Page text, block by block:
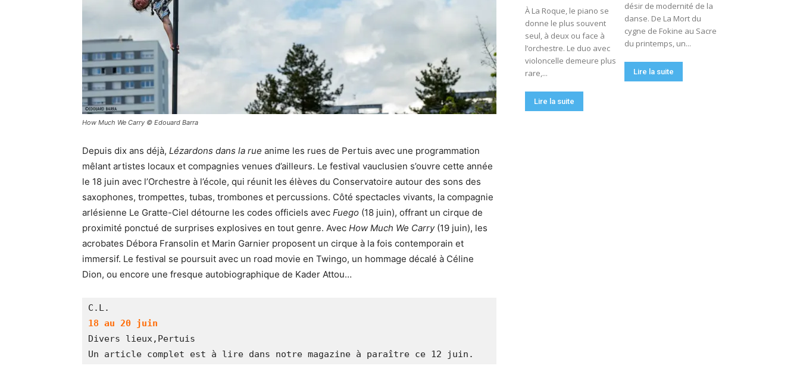
How Much We Carry © Edouard Barra
Depuis dix ans déjà, Lézardons dans la rue anime les rues de Pertuis avec une programmation
mêlant artistes locaux et compagnies venues d’ailleurs. Le festival vauclusien s’ouvre cette année
le 18 juin avec l’Orchestre à l’école, qui réunit les élèves du Conservatoire autour des sons des
saxophones, trompettes, tubas, trombones et percussions. Côté spectacles vivants, la compagnie
arlésienne Le Gratte-Ciel détourne les codes officiels avec Fuego (18 juin), offrant un cirque de
proximité ponctué de surprises explosives en tout genre. Avec How Much We Carry(19 juin), les
acrobates Débora Fransolin et Marin Garnier proposent un cirque à la fois contemporain et
immersif. Le festival se poursuit avec un road movie en Twingo, un hommage décalé à Céline
Dion, ou encore une fresque autobiographique de Kader Attou…
C.L.
18 au 20 juin
Divers lieux,Pertuis
Un article complet est à lire dans notre magazine à paraître ce 12 juin.
À La Roque, le piano se
donne le plus souvent
seul, à deux ou face à
l’orchestre. Le duo avec
violoncelle demeure plus
rare,...
Lire la suite
désir de modernité de la
danse. De La Mort du
cygne de Fokine au Sacre
du printemps, un...
Lire la suite